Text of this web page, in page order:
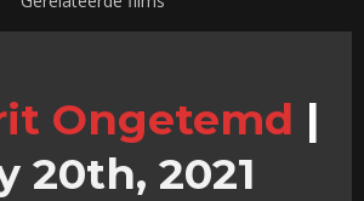
Ongetemd |
20th, 2021